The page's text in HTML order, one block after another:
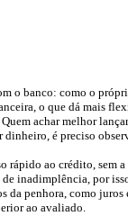
o banco: como o
o que dá mais
achar melhor
dinheiro, é preciso
rápido ao crédito, sem
inadimplência, por
da penhora, como
ao avaliado.